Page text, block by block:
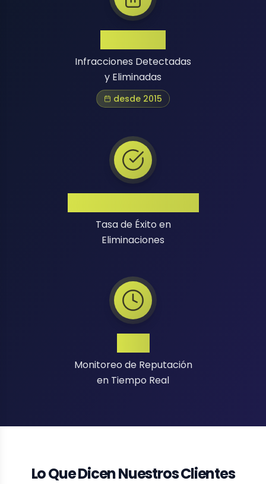
Infracciones Detectadas
y Eliminadas
desde 2015
Tasa de Éxito en
Eliminaciones
Monitoreo de Reputación
en Tiempo Real
Lo Que Dicen Nuestros Clientes